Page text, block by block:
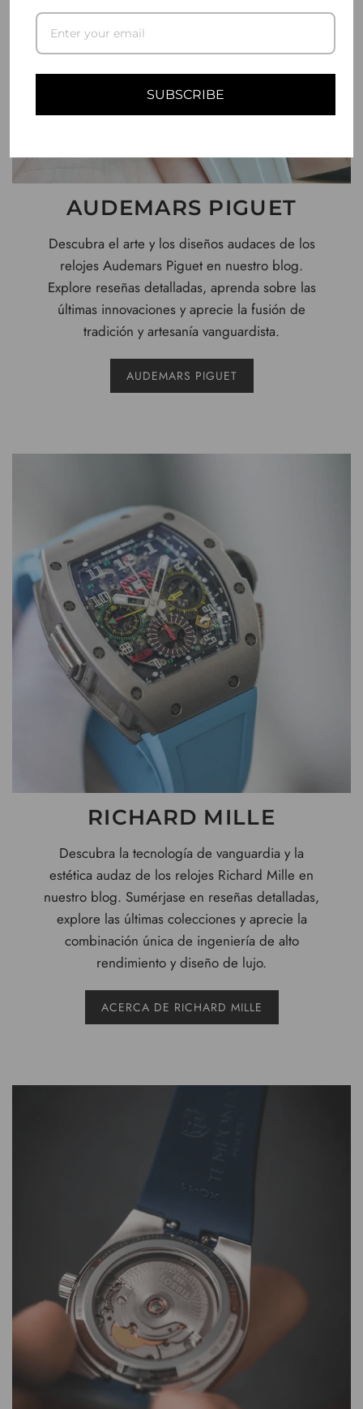
AUDEMARS PIGUET
Descubra el arte y los diseños audaces de los
relojes Audemars Piguet en nuestro blog.
Explore reseñas detalladas, aprenda sobre las
últimas innovaciones y aprecie la fusión de
tradición y artesanía vanguardista.
AUDEMARS PIGUET
RICHARD MILLE
Descubra la tecnología de vanguardia y la
estética audaz de los relojes Richard Mille en
nuestro blog. Sumérjase en reseñas detalladas,
explore las últimas colecciones y aprecie la
combinación única de ingeniería de alto
rendimiento y diseño de lujo.
ACERCA DE RICHARD MILLE
SUBSCRIBE